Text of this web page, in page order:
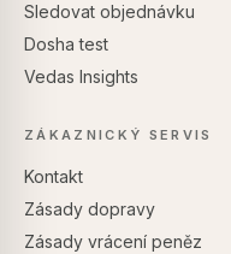
Sledovat objednávku
Dosha test
Vedas Insights
ZÁKAZNICKÝ SERVIS
Kontakt
Zásady dopravy
Zásady vrácení peněz